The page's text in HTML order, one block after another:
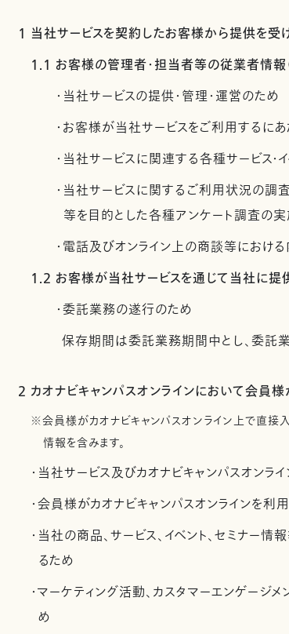
1 当社サービスを契約したお客様から提供を受
1.1 お客様の管理者・担当者等の従業者情
・当社サービスの提供・管理・運営のため
・お客様が当社サービスをご利用するに
・当社サービスに関連する各種サービス・
・当社サービスに関するご利用状況の調
等を目的とした各種アンケート調査の
・電話及びオンライン上の商談等にお
1.2 お客様が当社サービスを通じて当社に
・委託業務の遂行のため
保存期間は委託業務期間中とし、委託
2 カオナビキャンパスオンラインにおいて会員
※会員様がカオナビキャンパスオンライン上で直
情報を含みます。
・当社サービス及びカオナビキャンパスオンラ
・会員様がカオナビキャンパスオンラインを
・当社の商品、サービス、イベント、セミナー
るため
・マーケティング活動、カスタマーエンゲー
め